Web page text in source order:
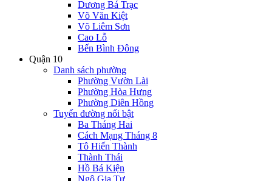
Dương Bá Trạc
Võ Văn Kiệt
Võ Liêm Sơn
Cao Lỗ
Bến Bình Đông
Quận 10
Danh sách phường
Phường Vườn Lài
Phường Hòa Hưng
Phường Diên Hồng
Tuyến đường nổi bật
Ba Tháng Hai
Cách Mạng Tháng 8
Tô Hiến Thành
Thành Thái
Hồ Bá Kiện
Ngô Gia Tự